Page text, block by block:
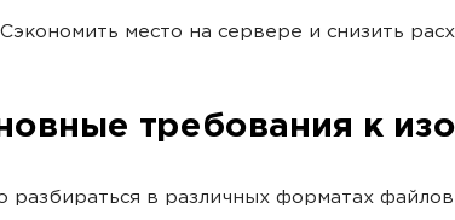
Сэкономить место на сервере и снизить
требования к
разбираться в различных форматах файлов